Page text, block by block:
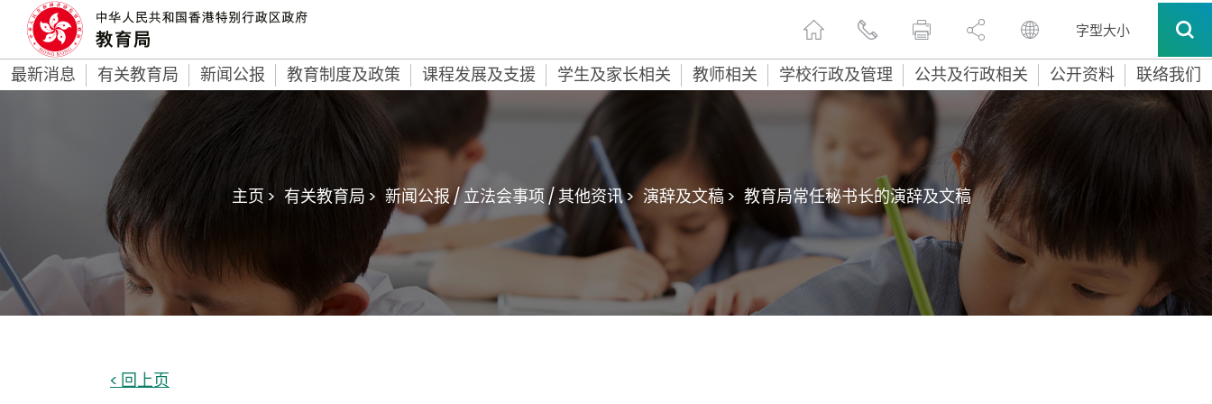
字型大小
最新消息 有关教育局 新闻公报 教育制度及政策 课程发展及支援 学生及家长相关 教师相关 学校行政及管理 公共及行政相关 公开资料 联络我们
主页 > 有关教育局 > 新闻公报 / 立法会事项 / 其他资讯 > 演辞及文稿 > 教育局常任秘书长的演辞及文稿
< 回上页